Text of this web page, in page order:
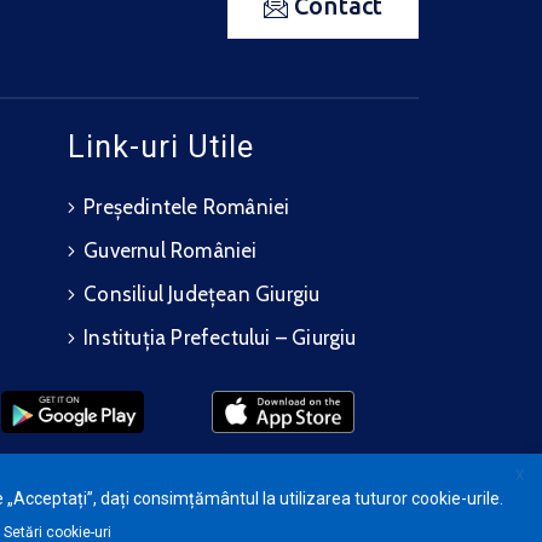
Link-uri Utile
Președintele României
Guvernul României
Consiliul Județean Giurgiu
Instituția Prefectului – Giurgiu
X
dați consimțământul la utilizarea tuturor cookie-urile.
Setări cookie-uri